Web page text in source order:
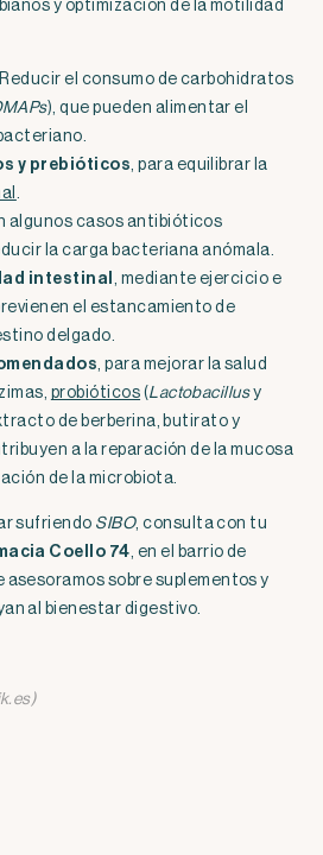
y optimización de la motilidad
Reducir el consumo de carbohidratos
), que pueden alimentar el
y prebióticos, para equilibrar la
.
algunos casos antibióticos
la carga bacteriana anómala.
intestinal , mediante ejercicio e
el estancamiento de
delgado.
, para mejorar la salud
probióticos (Lactobacillusy
de berberina, butirato y
a la reparación de la mucosa
de la microbiota.
sufriendo SIBO, consulta con tu
Coello 74, en el barrio de
asesoramos sobre suplementos y
al bienestar digestivo.